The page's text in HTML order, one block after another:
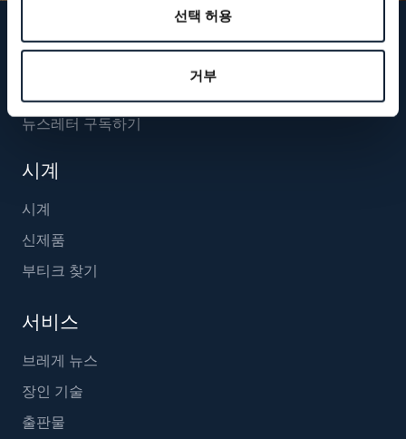
선택 허용
거부
브레게 팔로우하기
뉴스레터 구독하기
시계
시계
신제품
부티크 찾기
서비스
브레게 뉴스
장인 기술
출판물